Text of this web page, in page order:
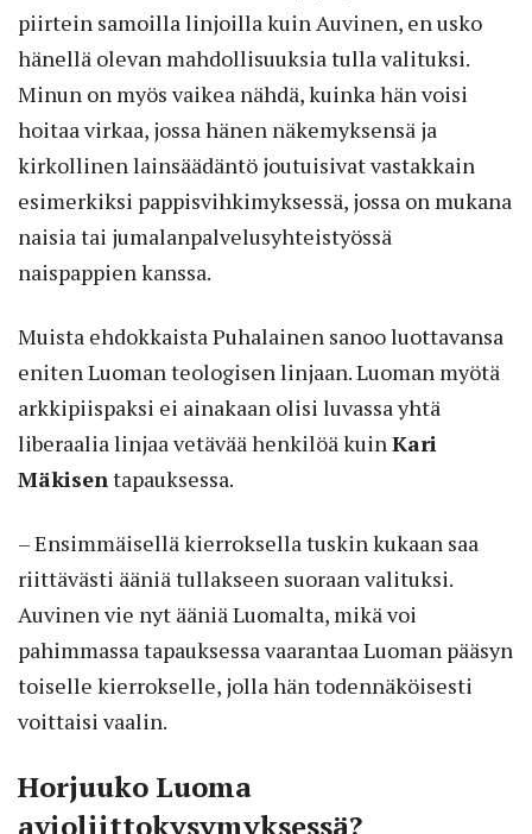
piirtein samoilla linjoilla kuin Auvinen, en usko
hänellä olevan mahdollisuuksia tulla valituksi.
Minun on myös vaikea nähdä, kuinka hän voisi
hoitaa virkaa, jossa hänen näkemyksensä ja
kirkollinen lainsäädäntö joutuisivat vastakkain
esimerkiksi pappisvihkimyksessä, jossa on mukana
naisia tai jumalanpalvelusyhteistyössä
naispappien kanssa.
Muista ehdokkaista Puhalainen sanoo luottavansa
eniten Luoman teologisen linjaan. Luoman myötä
arkkipiispaksi ei ainakaan olisi luvassa yhtä
liberaalia linjaa vetävää henkilöä kuin Kari
Mäkisen tapauksessa.
– Ensimmäisellä kierroksella tuskin kukaan saa
riittävästi ääniä tullakseen suoraan valituksi.
Auvinen vie nyt ääniä Luomalta, mikä voi
pahimmassa tapauksessa vaarantaa Luoman pääsyn
toiselle kierrokselle, jolla hän todennäköisesti
voittaisi vaalin.
Horjuuko Luoma
avioliittokysymyksessä?